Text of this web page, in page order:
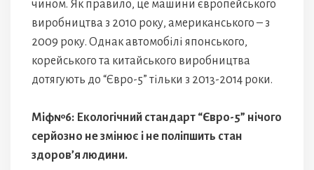
чином. Як правило, це машини європейського
виробництва з 2010 року, американського – з
2009 року. Однак автомобілі японського,
корейського та китайського виробництва
дотягують до “Євро-5” тільки з 2013-2014 роки.
Міф№6: Екологічний стандарт “Євро-5” нічого
серйозно не змінює і не поліпшить стан
здоров’я людини.